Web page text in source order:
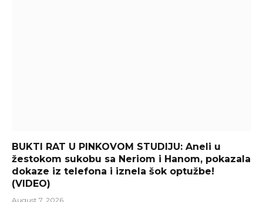
BUKTI RAT U PINKOVOM STUDIJU: Aneli u
žestokom sukobu sa Neriom i Hanom, pokazala
dokaze iz telefona i iznela šok optužbe!
(VIDEO)
August 7, 2026